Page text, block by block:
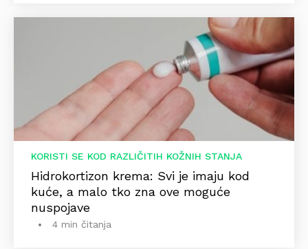
KORISTI SE KOD RAZLIČITIH KOŽNIH STANJA
Hidrokortizon krema: Svi je imaju kod
kuće, a malo tko zna ove moguće
nuspojave
4 min čitanja